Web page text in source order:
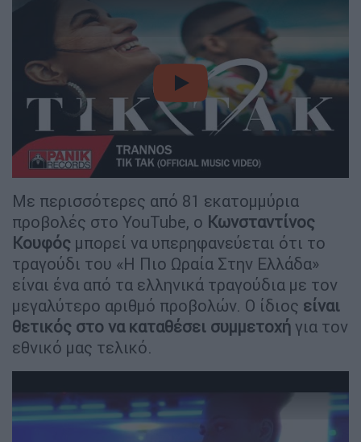
video
Με περισσότερες από 81 εκατομμύρια
προβολές στο YouTube, ο Κωνσταντίνος
Κουφός μπορεί να υπερηφανεύεται ότι το
τραγούδι του «Η Πιο Ωραία Στην Ελλάδα»
είναι ένα από τα ελληνικά τραγούδια με τον
μεγαλύτερο αριθμό προβολών. Ο ίδιος είναι
θετικός στο να καταθέσει συμμετοχή για τον
εθνικό μας τελικό.